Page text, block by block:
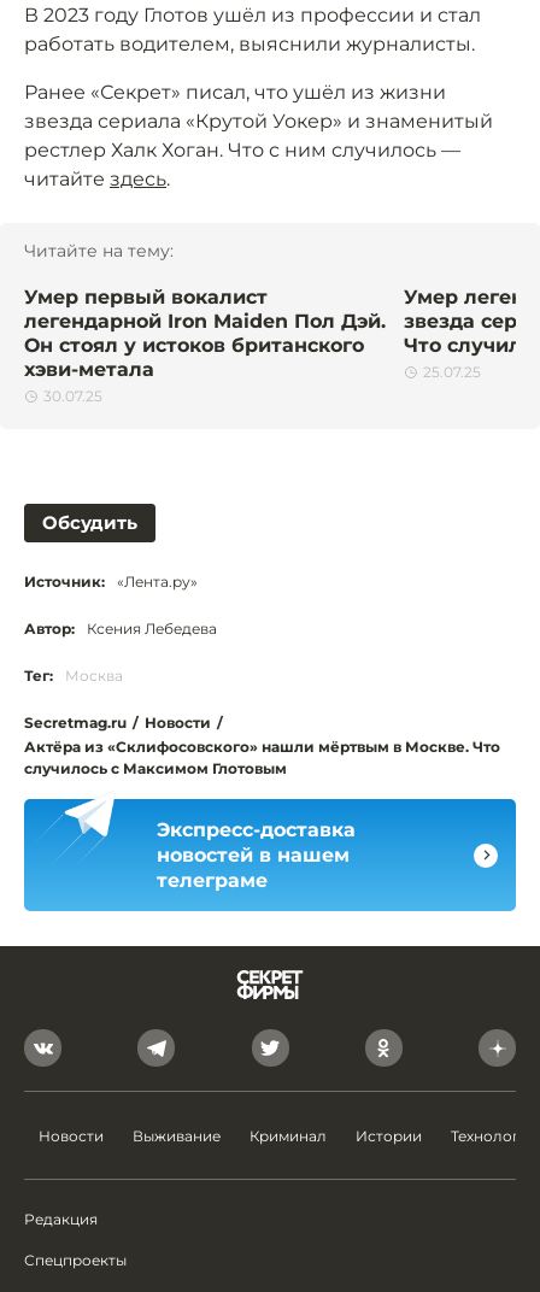
В 2023 году Глотов ушёл из профессии и стал
работать водителем, выяснили журналисты.
Ранее «Секрет» писал, что ушёл из жизни
звезда сериала «Крутой Уокер» и знаменитый
рестлер Халк Хоган. Что с ним случилось —
читайте здесь.
Читайте на тему:
Умер первый вокалист
легендарной Iron Maiden Пол Дэй.
Он стоял у истоков британского
хэви-метала
30.07.25
Умер
звезда
Что
25.07.25
Обсудить
Источник: «Лента.ру»
Автор: Ксения Лебедева
Тег: Москва
Secretmag.ru / Новости /
Актёра из «Склифосовского» нашли мёртвым в Москве. Что
случилось с Максимом Глотовым
Экспресс-доставка
новостей в нашем
телеграме
Новости Выживание Криминал Истории Технологии
Редакция
Спецпроекты